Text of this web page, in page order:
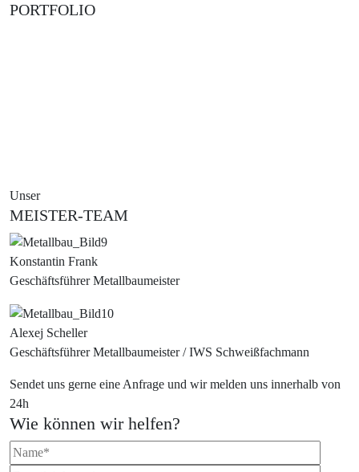
PORTFOLIO
Unser
MEISTER-TEAM
Konstantin Frank
Geschäftsführer Metallbaumeister
Alexej Scheller
Geschäftsführer Metallbaumeister / IWS Schweißfachmann
Sendet uns gerne eine Anfrage und wir melden uns innerhalb von
24h
Wie können wir helfen?